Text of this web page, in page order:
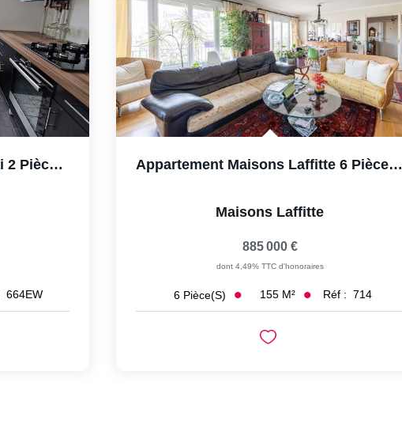
Appartement Le Mesnil Le Roi 2 Pièce(s) 48 M2
664EW
Appartement Maisons Laffitte 6 Pièce(s) 155 M2 Ascenseur,...
Maisons Laffitte
885 000 €
dont 4,49% TTC d'honoraires
6 Pièce(s) 155 M² Réf : 714